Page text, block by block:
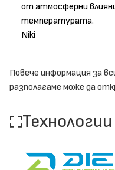
от атмосферни
температурата.
Niki
Повече информация за
разполагаме може да
Технологии